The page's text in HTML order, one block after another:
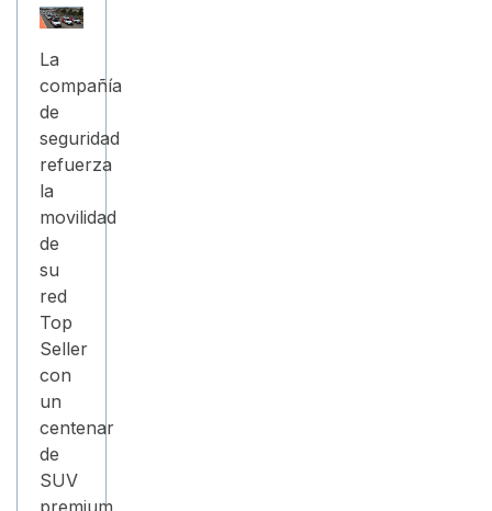
La
compañía
de
seguridad
refuerza
la
movilidad
de
su
red
Top
Seller
con
un
centenar
de
SUV